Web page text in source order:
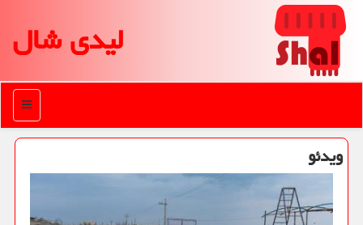
لیدی شال
منو
ویدئو